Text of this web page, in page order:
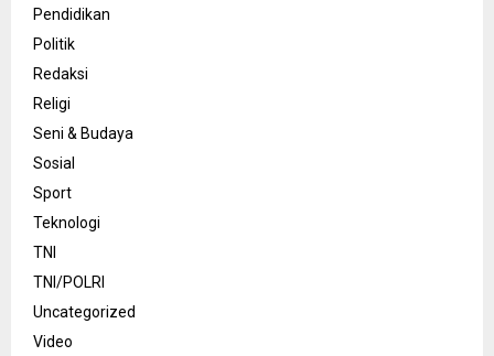
Pendidikan
Politik
Redaksi
Religi
Seni & Budaya
Sosial
Sport
Teknologi
TNI
TNI/POLRI
Uncategorized
Video